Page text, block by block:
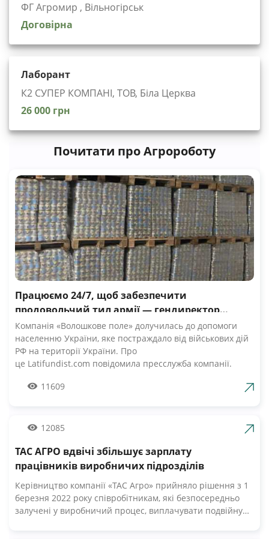
ФГ Агромир , Вільногірськ
Договірна
Лаборант
К2 СУПЕР КОМПАНІ, ТОВ, Біла Церква
26 000 грн
Почитати про Агророботу
Працюємо 24/7, щоб забезпечити
продовольчий тил армії — гендиректор
компанії Волошкове поле
Компанія «Волошкове поле» долучилась до допомоги
населенню України, яке постраждало від військових дій
РФ на території України. Про
це Latifundist.com повідомила пресслужба компанії.
Вже шосту добу наші Збройні Сили героїчно стримують
армії», — зазначив Андрій Табалов, генеральний
Компанія «Волошкове поле» вже відправила понад 10 т
молока для забезпечення біженців та тероборони в
можливість безкоштовно отримати пастеризоване
молоко з бочки за адресами, вказаними на офіційній
сторінці компанії у Facebook. «Первомайський МКК»
11609
12085
ТАС АГРО вдвічі збільшує зарплату
працівників виробничих підрозділів
Керівництво компанії «ТАС Агро» прийняло рішення з 1
березня 2022 року співробітникам, які безпосередньо
залучені у виробничий процес, виплачувати подвійну